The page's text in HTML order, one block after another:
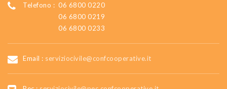
Telefono : 06 6800 0220
06 6800 0219
06 6800 0233
Email : serviziocivile@confcooperative.it